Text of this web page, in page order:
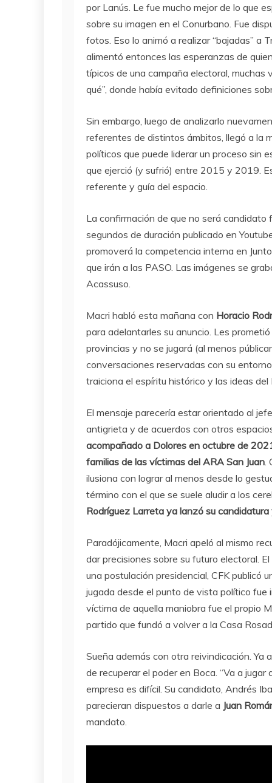
por Lanús. Le fue mucho mejor de lo que
sobre su imagen en el Conurbano. Fue
fotos. Eso lo animó a realizar “bajadas” a
alimentó entonces las esperanzas de
típicos de una campaña electoral, muchas
qué”, donde había evitado definiciones
Sin embargo, luego de analizarlo
referentes de distintos ámbitos, llegó a la
políticos que puede liderar un proceso sin
que ejerció (y sufrió) entre 2015 y 2019.
referente y guía del espacio.
La confirmación de que no será
segundos de duración publicado en
promoverá la competencia interna en
que irán a las PASO. Las imágenes se
Acassuso.
Macri habló esta mañana con Horacio
para adelantarles su anuncio. Les
provincias y no se jugará (al menos
conversaciones reservadas con su
traiciona el espíritu histórico y las ideas del
El mensaje parecería estar orientado al
antigrieta y de acuerdos con otros
acompañado a Dolores en octubre de
familias de las víctimas del ARA San Juan
ilusiona con lograr al menos desde lo
término con el que se suele aludir a los
Rodríguez Larreta ya lanzó su
Paradójicamente, Macri apeló al mismo
dar precisiones sobre su futuro electoral.
una postulación presidencial, CFK publicó
jugada desde el punto de vista político fue
víctima de aquella maniobra fue el propio
partido que fundó a volver a la Casa
Sueña además con otra reivindicación.
de recuperar el poder en Boca. “Va a
empresa es difícil. Su candidato, Andrés
parecieran dispuestos a darle a Juan
mandato.